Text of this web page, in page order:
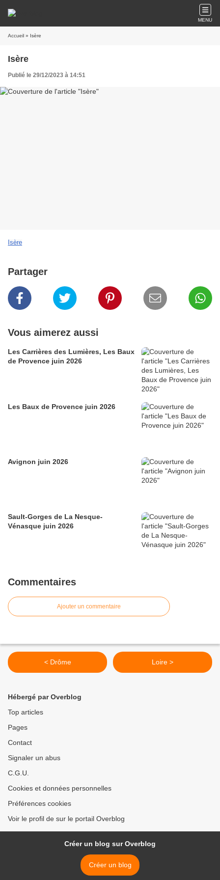
MENU
Accueil » Isère
Isère
Publié le 29/12/2023 à 14:51
Isère
Partager
Vous aimerez aussi
Les Carrières des Lumières, Les Baux
de Provence juin 2026
Les Baux de Provence juin 2026
Avignon juin 2026
Sault-Gorges de La Nesque-
Vénasque juin 2026
Commentaires
Ajouter un commentaire
< Drôme Loire >
Hébergé par Overblog
Top articles
Pages
Contact
Signaler un abus
C.G.U.
Cookies et données personnelles
Préférences cookies
Voir le profil de sur le portail Overblog
Créer un blog sur Overblog
Créer un blog